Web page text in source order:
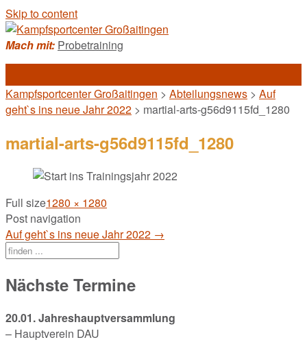
Skip to content
Mach mit: Probetraining
Kampfsportcenter Großaitingen > Abteilungsnews > Auf
geht`s ins neue Jahr 2022 > martial-arts-g56d9115fd_1280
martial-arts-g56d9115fd_1280
Full size1280 × 1280
Post navigation
Auf geht`s ins neue Jahr 2022 →
Nächste Termine
20.01. Jahreshauptversammlung
– Hauptverein DAU